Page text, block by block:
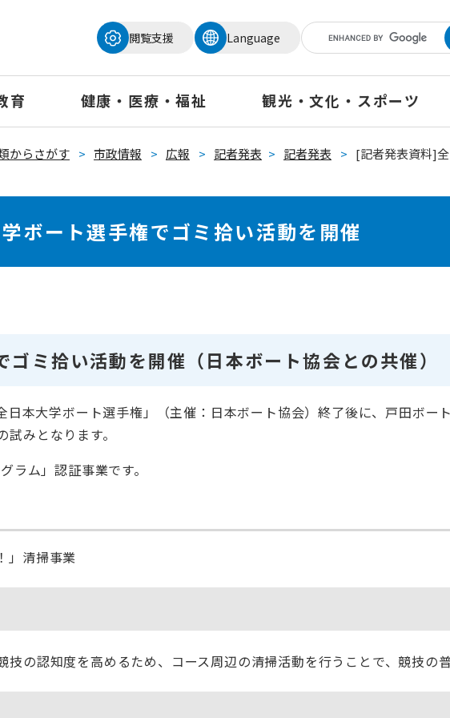
閲覧支援
Language
育 健康・医療・福祉 観光・文化・スポーツ
からさがす > 市政情報 > 広報 > 記者発表 > 記者発表 > [記者発表資料]
ボート選手権でゴミ拾い活動を開催
ミ拾い活動を開催（日本ボート協会との共催）
本大学ボート選手権」（主催：日本ボート協会）終了後に、戸田ボー
みとなります。
ラム」認証事業です。
」清掃事業
の認知度を高めるため、コース周辺の清掃活動を行うことで、競技の